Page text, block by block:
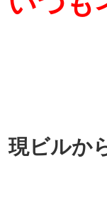
現ビルか